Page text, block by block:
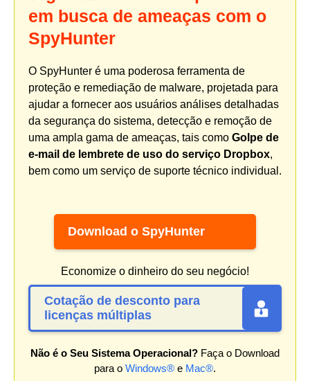
em busca de ameaças com o
SpyHunter
O SpyHunter é uma poderosa ferramenta de
proteção e remediação de malware, projetada para
ajudar a fornecer aos usuários análises detalhadas
da segurança do sistema, detecção e remoção de
uma ampla gama de ameaças, tais como Golpe de
e-mail de lembrete de uso do serviço Dropbox,
bem como um serviço de suporte técnico individual.
Download o SpyHunter
Economize o dinheiro do seu negócio!
Cotação de desconto para
licenças múltiplas
Não é o Seu Sistema Operacional? Faça o Download
para o Windows® e Mac®.